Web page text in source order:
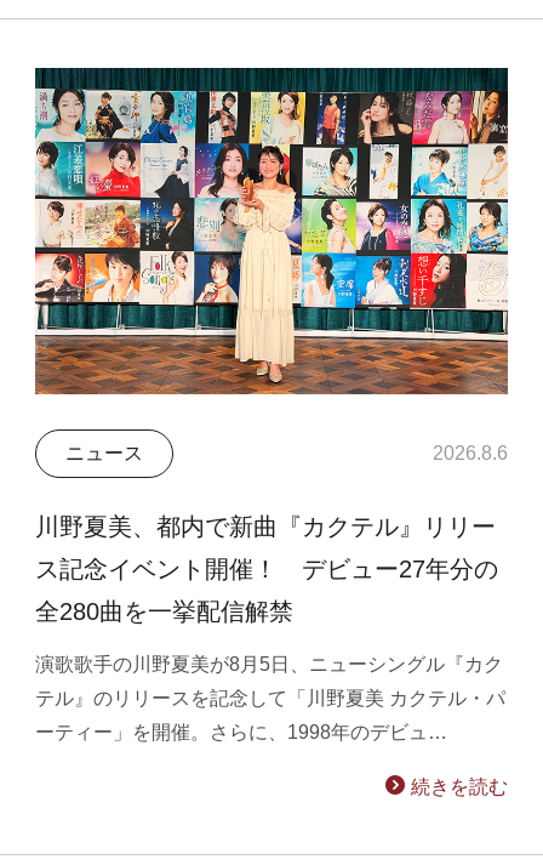
ニュース 2026.8.6
川野夏美、都内で新曲『カクテル』リリー
ス記念イベント開催！ デビュー27年分の
全280曲を一挙配信解禁
演歌歌手の川野夏美が8月5日、ニューシングル『カク
テル』のリリースを記念して「川野夏美 カクテル・パ
ーティー」を開催。さらに、1998年のデビュ…
続きを読む